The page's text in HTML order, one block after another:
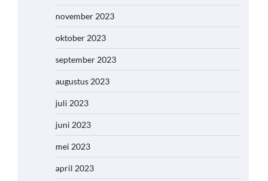
november 2023
oktober 2023
september 2023
augustus 2023
juli 2023
juni 2023
mei 2023
april 2023